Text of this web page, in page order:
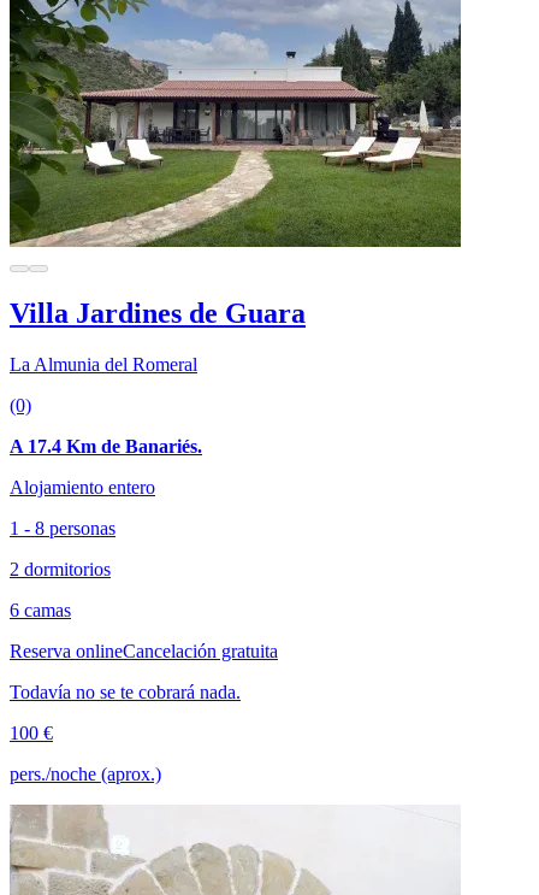
Villa Jardines de Guara
La Almunia del Romeral
(0)
A 17.4 Km de Banariés.
Alojamiento entero
1 - 8 personas
2 dormitorios
6 camas
Reserva onlineCancelación gratuita
Todavía no se te cobrará nada.
100 €
pers./noche (aprox.)